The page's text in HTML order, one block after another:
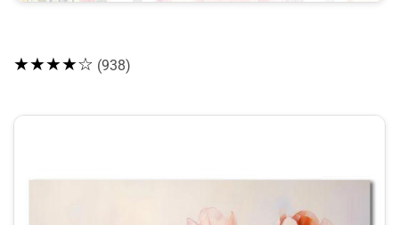
★★★★☆ (938)